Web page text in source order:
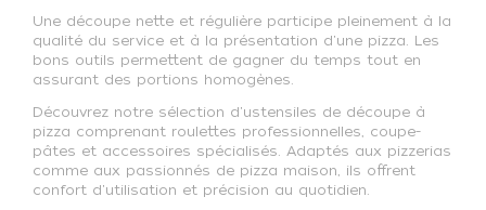
Une découpe nette et régulière participe pleinement à la
qualité du service et à la présentation d'une pizza. Les
bons outils permettent de gagner du temps tout en
assurant des portions homogènes.
Découvrez notre sélection d'ustensiles de découpe à
pizza comprenant roulettes professionnelles, coupe-
pâtes et accessoires spécialisés. Adaptés aux pizzerias
comme aux passionnés de pizza maison, ils offrent
confort d'utilisation et précision au quotidien.